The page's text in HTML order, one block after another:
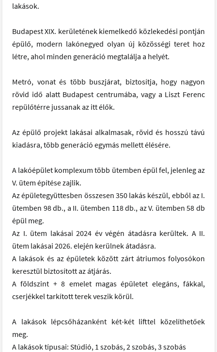
lakások.
Budapest XIX. kerületének kiemelkedő közlekedési pontján
épülő, modern lakónegyed olyan új közösségi teret hoz
létre, ahol minden generáció megtalálja a helyét.
Metró, vonat és több buszjárat, biztosítja, hogy nagyon
rövid idő alatt Budapest centrumába, vagy a Liszt Ferenc
repülőtérre jussanak az itt élők.
Az épülő projekt lakásai alkalmasak, rövid és hosszú távú
kiadásra, több generáció egymás mellett élésére.
A lakóépület komplexum több ütemben épül fel, jelenleg az
V. ütem építése zajlik.
Az épületegyüttesben összesen 350 lakás készül, ebből az I.
ütemben 98 db., a II. ütemben 118 db., az V. ütemben 58 db
épül meg.
Az I. ütem lakásai 2024 év végén átadásra kerültek. A II.
ütem lakásai 2026. elején kerülnek átadásra.
A lakások és az épületek között zárt átriumos folyosókon
keresztül biztosított az átjárás.
A földszint + 8 emelet magas épületet elegáns, fákkal,
cserjékkel tarkított terek veszik körül.
A lakások lépcsőházanként két-két lifttel közelíthetőek
meg.
A lakások típusai: Stúdió, 1 szobás, 2 szobás, 3 szobás